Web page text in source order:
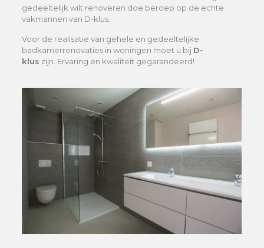
gedeeltelijk wilt renoveren doe beroep op de echte
vakmannen van D-klus.
Voor de realisatie van gehele en gedeeltelijke
badkamerrenovaties in woningen moet u bij D-
klus zijn. Ervaring en kwaliteit gegarandeerd!